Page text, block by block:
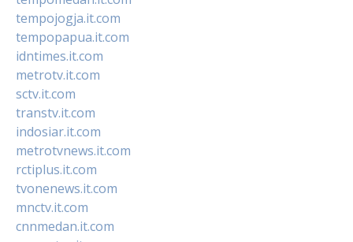
tempojogja.it.com
tempopapua.it.com
idntimes.it.com
metrotv.it.com
sctv.it.com
transtv.it.com
indosiar.it.com
metrotvnews.it.com
rctiplus.it.com
tvonenews.it.com
mnctv.it.com
cnnmedan.it.com